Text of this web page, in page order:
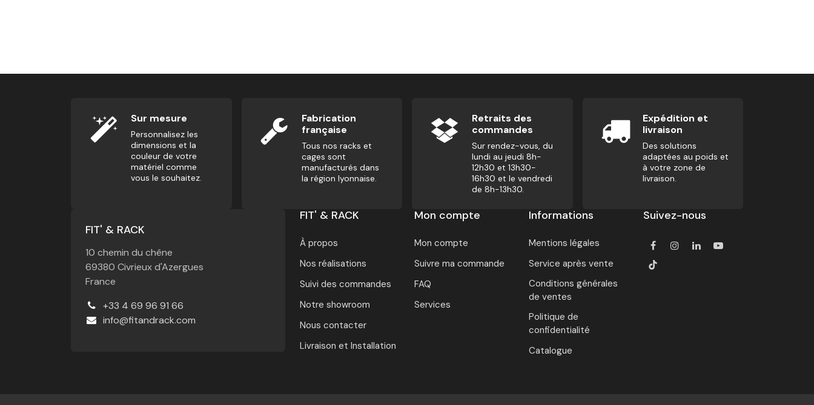
Sur mesure
Personnalisez les
dimensions et la
couleur de votre
matériel comme
vous le souhaitez.
Fabrication
française
Tous nos racks et
cages sont
manufacturés dans
la région lyonnaise.
Retraits des
commandes
Sur rendez-vous, du
lundi au jeudi 8h-
12h30 et 13h30-
16h30 et le vendredi
de 8h-13h30.
Expédition et
livraison
Des solutions
adaptées au poids et
à votre zone de
livraison.
FIT' & RACK
10 chemin du chêne
69380 Civrieux d'Azergues
France
+33 4 69 96 91 66
info@fitandrack.com
FIT' & RACK
À propos
Nos réalisations
Suivi des commandes
Notre showroom
Nous contacter
Livraison et Installation
Mon compte
Mon compte
Suivre ma commande
FAQ
Services
Informations
Mentions légales
Service après vente
Conditions générales
de ventes
Politique de
confidentialité
Catalogue
Suivez-nous